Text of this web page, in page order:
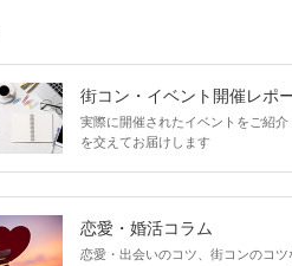
街コン・イベント開催レポ
実際に開催されたイベントをご紹
を交えてお届けします
恋愛・婚活コラム
恋愛・出会いのコツ、街コンのコ